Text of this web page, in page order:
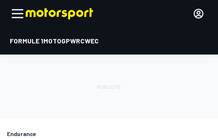
FORMULE 1MOTOGPWRCWEC
Endurance